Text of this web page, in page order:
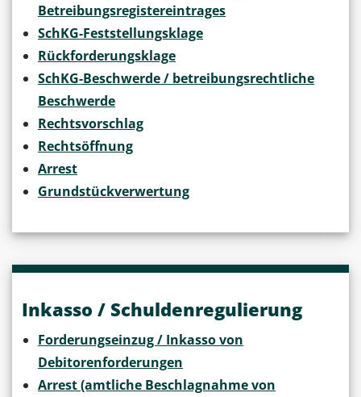
Betreibungsregistereintrages
SchKG-Feststellungsklage
Rückforderungsklage
SchKG-Beschwerde / betreibungsrechtliche
Beschwerde
Rechtsvorschlag
Rechtsöffnung
Arrest
Grundstückverwertung
Inkasso / Schuldenregulierung
Forderungseinzug / Inkasso von
Debitorenforderungen
Arrest (amtliche Beschlagnahme von